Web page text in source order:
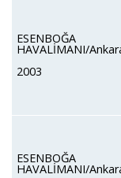
ESENBOĞA
HAVALİMANI/
2003
ESENBOĞA
HAVALİMANI/